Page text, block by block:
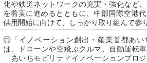
化や鉄道ネットワークの充実・強化など
を着実に進めるとともに、中部国際空港
供用開始に向けて、しっかり取り組んで参
⑪「イノベーション創出・産業首都あい
は、ドローンや空飛ぶクルマ、自動運転
「あいちモビリティイノベーションプロ